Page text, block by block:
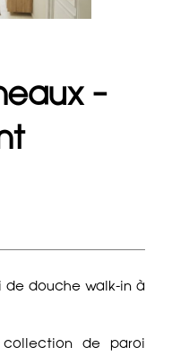
–
de douche walk-in à
de paroi